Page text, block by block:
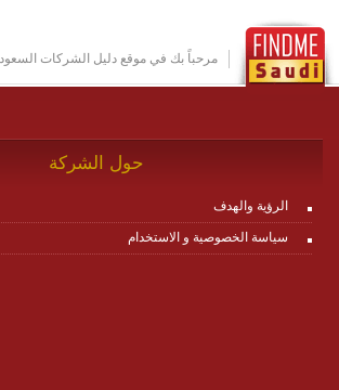
http://www.plutosms.com/zagel
مرحباً بك في موقع دليل الشركات
حول الشركة
الرؤية والهدف
سياسة الخصوصية و الاستخدام